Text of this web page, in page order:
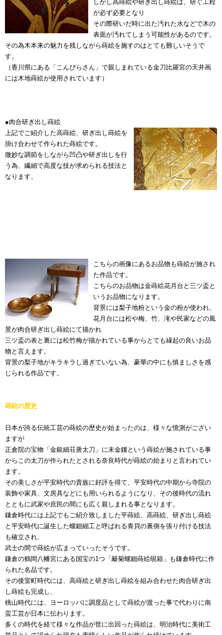
しかし高蒔絵や研ぎ出し蒔絵は、研ぐ工程
が必ず必要となり
その際研いだ時に出た汚れた水などで木の
表面が汚れてしまう可能性があるのです。
その為木本来の魅力を残しながら蒔絵を施すのはとても難しいそうで
す。
（香川県にある「こんぴらさん」で親しまれている金刀比羅宮の天井画
には木地蒔絵が使用されています）
●肉合研ぎ出し蒔絵
上記でご紹介した高蒔絵、研ぎ出し蒔絵を
掛け合わせて作られた蒔絵です。
微妙な調節をしながら凹凸や研ぎ出しを行
う為、繊細で高度な技が求められる技法と
なります。
こちらの画像にあるお品物も蒔絵が施され
た作品です。
こちらのお品物は金蒔絵花月台と三ツ盃と
いうお品物になります。
背景には梨子地粉という金の粉が使われ、
花月台には松や梅、竹、滝や民家などの風
景が肉合研ぎ出し蒔絵にて描かれ
三ツ盃の表と裏には松竹梅が描かれている事からとても縁起の良いお品
物と言えます。
背景の梨子地がキラキラし過ぎていない為、豪華の中にも慎ましさを感
じられる作品です。
蒔絵の歴史
日本が誇る伝統工芸の蒔絵の歴史が始まったのは、様々な憶測がござい
ますが
正倉院の宝物「金銀細荘唐太刀」に末金鏤という蒔絵が施されている事
からこの太刀が作られたとされる奈良時代が蒔絵の始まりと言われてい
ます。
その美しさが平安時代の貴族に好評を得て、平安時代の中期から寺院の
装飾や家具、文房具などにも用いられるようになり、その後時代の流れ
とともに武家や庶民の間にも広く親しまれる事となります。
鎌倉時代には上記でもご紹介致しました平蒔絵、高蒔絵、研ぎ出し蒔絵
と平安時代に誕生した螺鈿細工と呼ばれる青貝の裏側を張り付ける技法
も確立され、
武士の間で蒔絵が広まっていったそうです。
鎌倉の鶴岡八幡宮にある国宝の1つ「籬菊螺鈿蒔絵硯箱」も鎌倉時代に作
られた名品です。
その後室町時代には、高蒔絵と研ぎ出し蒔絵を組み合わせた肉合研ぎ出
し蒔絵も完成し、
桃山時代には、ヨーロッパに調度品として蒔絵が渡った事で代わりに南
蛮工芸が日本に伝わります。
多くの時代を経て様々な作品が世に出回った蒔絵は、明治時代に美術工